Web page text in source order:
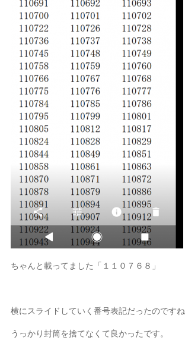
ちゃんと載ってました「１１０７６８」
横にスライドしていく番号表記だったのですね
うっかり封筒を捨てなくて良かったです。